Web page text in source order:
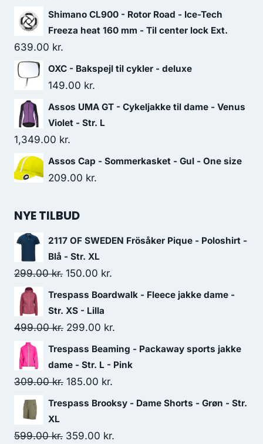
Shimano CL900 - Rotor Road - Ice-Tech
Freeza heat 160 mm - Til center lock Ext.
639.00 kr.
OXC - Bakspejl til cykler - deluxe
149.00 kr.
Assos UMA GT - Cykeljakke til dame - Venus
Violet - Str. L
1,349.00 kr.
Assos Cap - Sommerkasket - Gul - One size
209.00 kr.
NYE TILBUD
2117 OF SWEDEN Frösåker Pique - Poloshirt -
Blå - Str. XL
299.00kr. Original
price
was:
299.00 kr..
150.00 kr.
price
150.00 kr..
Trespass Boardwalk - Fleece jakke dame -
Str. XS - Lilla
499.00kr. Original
price
was:
499.00 kr..
299.00 kr.
price
is:
Trespass Beaming - Packaway sports jakke
dame - Str. L - Pink
309.00kr. Original
price
309.00 kr..
185.00 kr.
price
Trespass Brooksy - Dame Shorts - Grøn - Str.
XL
599.00kr. Original
359.00 kr.